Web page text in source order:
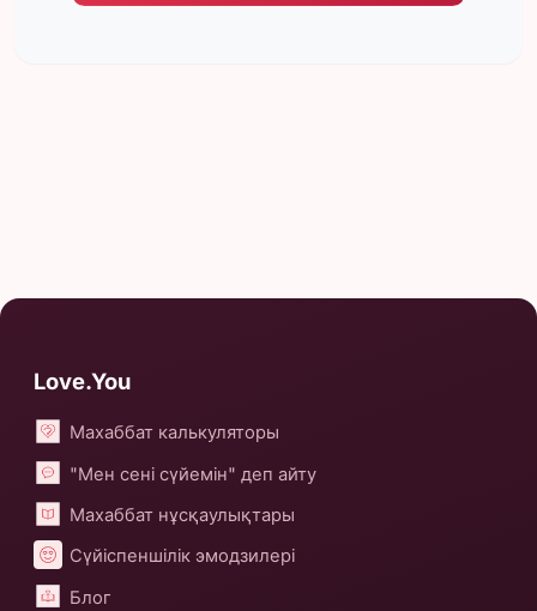
Love.You
Махаббат калькуляторы
"Мен сені сүйемін" деп айту
Махаббат нұсқаулықтары
Сүйіспеншілік эмодзилері
Блог